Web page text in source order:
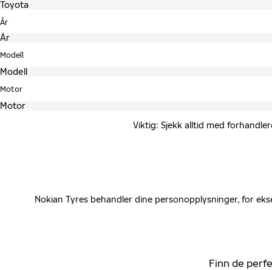
År
Modell
Motor
Viktig: Sjekk alltid med
Nokian Tyres behandler dine personopplysninger, for
Finn de